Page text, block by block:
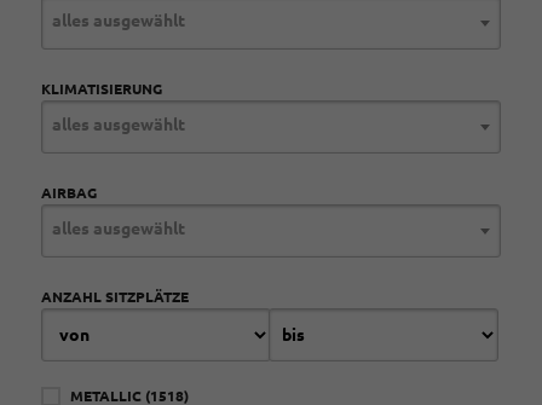
alles ausgewählt
KLIMATISIERUNG
alles ausgewählt
AIRBAG
alles ausgewählt
ANZAHL SITZPLÄTZE
METALLIC (1518)